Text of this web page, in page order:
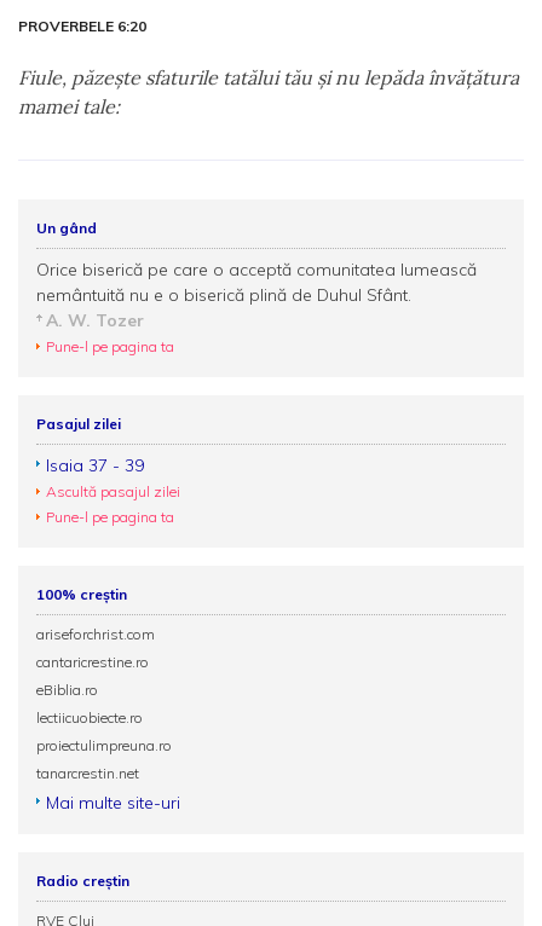
PROVERBELE 6:20
Fiule, păzeşte sfaturile tatălui tău şi nu lepăda învăţătura
mamei tale:
Un gând
Orice biserică pe care o acceptă comunitatea lumească
nemântuită nu e o biserică plină de Duhul Sfânt.
A. W. Tozer
Pune-l pe pagina ta
Pasajul zilei
Isaia 37 - 39
Ascultă pasajul zilei
Pune-l pe pagina ta
100% creștin
ariseforchrist.com
cantaricrestine.ro
eBiblia.ro
lectiicuobiecte.ro
proiectulimpreuna.ro
tanarcrestin.net
Mai multe site-uri
Radio creștin
RVE Cluj